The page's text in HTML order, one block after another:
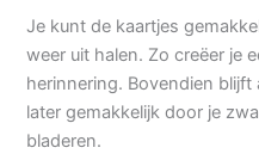
Je kunt de kaartjes
weer uit halen. Zo creëer je
herinnering. Bovendien blijft
later gemakkelijk door je
bladeren.